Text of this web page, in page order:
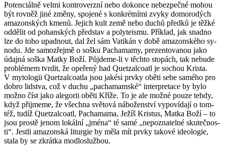
Po­ten­ci­ál­ně velmi kon­tro­verz­ní nebo do­kon­ce ne­bez­peč­né mohou
být rov­něž jiné změny, spo­je­né s kon­krét­ní­mi zvyky do­mo­ro­dých
ama­zon­ských kmenů. Je­jich kult země nebo duchů před­ků je těžké
od­dě­lit od po­han­ských před­stav a po­ly­te­is­mu. Pří­klad, jak snad­no
lze do toho upad­nout, dal žel sám Va­ti­kán v době ama­zon­ské­ho sy­
no­du. Jde sa­mo­zřej­mě o sošku Pa­cha­ma­my, pre­zen­to­va­nou jako
údaj­ná soška Matky Boží. Pů­jde­me-li v těch­to sto­pách, tak ne­bu­de
pro­blé­mem tvr­dit, že ope­ře­ný had Que­t­zal­coa­tl je so­chou Kris­ta.
V my­to­lo­gii Que­t­zal­coat­la jsou ja­kési prvky oběti sebe sa­mé­ho pro
dobro lid­stva, což v duchu „pa­cha­mam­ské“ in­ter­pre­ta­ce by bylo
možno číst jako ale­go­rii oběti Kříže. To je ale možné pouze tehdy,
když při­jme­me, že všech­na svě­to­vá ná­bo­žen­ství vy­po­ví­da­jí o tom­
též, tudíž Que­t­zal­coa­tl, Pa­cha­ma­ma, Ježíš Kris­tus, Matka Boží – to
jsou pros­tě jenom lo­kál­ní „jména“ té samé „ne­po­zna­tel­né sku­teč­nos­
ti“. Jest­li ama­zon­ská li­tur­gie by měla mít prvky ta­ko­vé ide­o­lo­gie,
stala by se zkrát­ka mod­lo­služ­bou.